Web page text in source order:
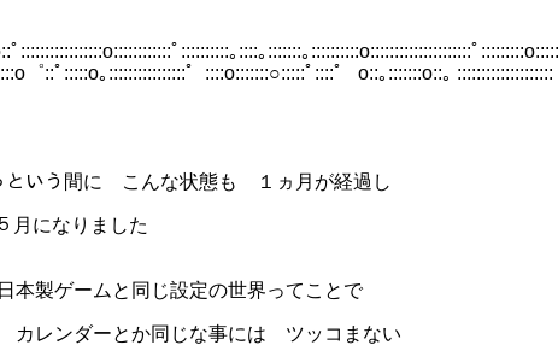
:::::::::::::::::o::::::::::::ﾟ::::::::::｡::::｡:::::::｡::::::::::o:::::::::::::::::::::ﾟ
゜::ﾟ:::::o｡::::::::::::::::゜::::o:::::::○:::::ﾟ::::゜ o::｡:::::::o::｡ ::::::::::::::::::::
状態も １ヵ月が経過し
ました
定の世界ってことで
には ツッコまない